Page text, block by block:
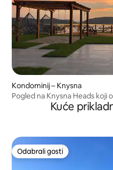
Kondominij – Knysna
Pogled na Knysna Heads koji
Kuće
Odabrali gosti
Odabrali gosti